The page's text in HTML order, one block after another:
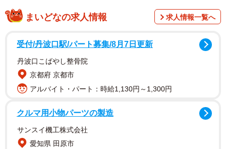
まいどなの求人情報 求人情報一覧へ
受付/丹波口駅/パート募集/8月7日更新
丹波口こばやし整骨院
京都府 京都市
アルバイト・パート：時給1,130円～1,300円
クルマ用小物パーツの製造
サンスイ機工株式会社
愛知県 田原市